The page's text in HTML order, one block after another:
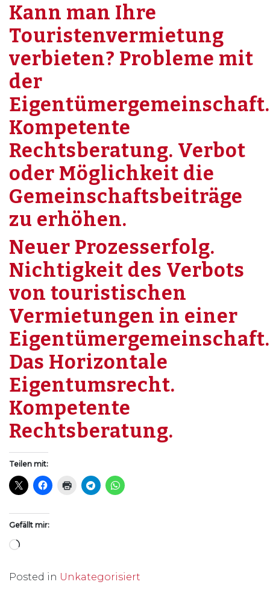
Kann man Ihre
Touristenvermietung
verbieten? Probleme mit
der
Eigentümergemeinschaft.
Kompetente
Rechtsberatung. Verbot
oder Möglichkeit die
Gemeinschaftsbeiträge
zu erhöhen.
Neuer Prozesserfolg.
Nichtigkeit des Verbots
von touristischen
Vermietungen in einer
Eigentümergemeinschaft.
Das Horizontale
Eigentumsrecht.
Kompetente
Rechtsberatung.
Teilen mit:
Gefällt mir:
Wird geladen …
Posted in Unkategorisiert